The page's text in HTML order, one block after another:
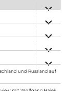
anzeigen
anzeigen
anzeigen
anzeigen
anzeigen
und Russland auf